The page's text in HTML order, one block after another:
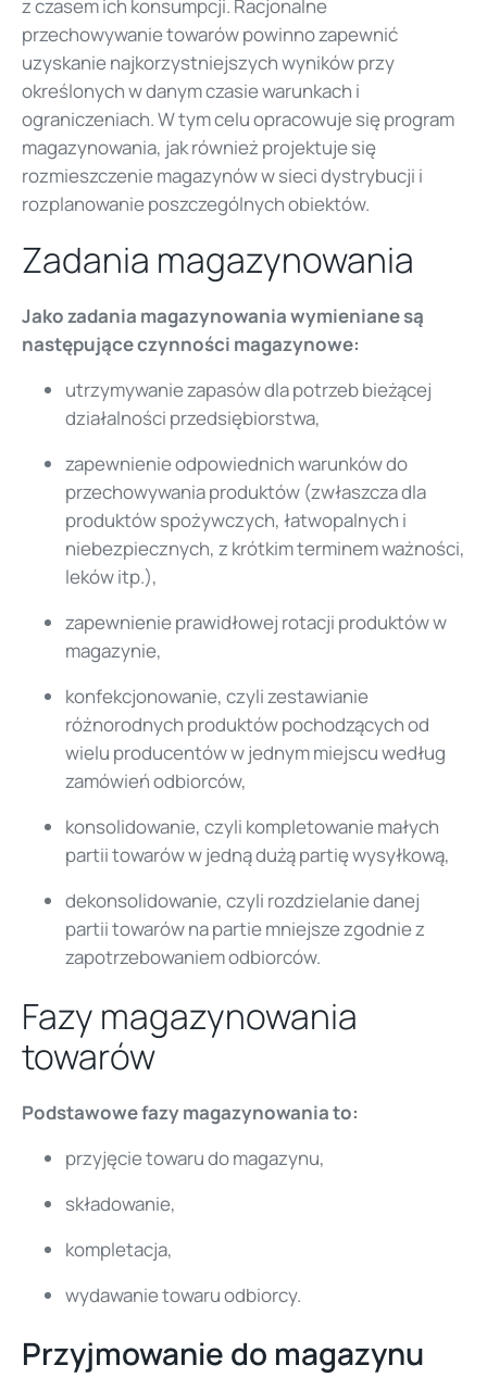
z czasem ich konsumpcji. Racjonalne
przechowywanie towarów powinno zapewnić
uzyskanie najkorzystniejszych wyników przy
określonych w danym czasie warunkach i
ograniczeniach. W tym celu opracowuje się program
magazynowania, jak również projektuje się
rozmieszczenie magazynów w sieci dystrybucji i
rozplanowanie poszczególnych obiektów.
Zadania magazynowania
Jako zadania magazynowania wymieniane są
następujące czynności magazynowe:
utrzymywanie zapasów dla potrzeb bieżącej
działalności przedsiębiorstwa,
zapewnienie odpowiednich warunków do
przechowywania produktów (zwłaszcza dla
produktów spożywczych, łatwopalnych i
niebezpiecznych, z krótkim terminem ważności,
leków itp.),
zapewnienie prawidłowej rotacji produktów w
magazynie,
konfekcjonowanie, czyli zestawianie
różnorodnych produktów pochodzących od
wielu producentów w jednym miejscu według
zamówień odbiorców,
konsolidowanie, czyli kompletowanie małych
partii towarów w jedną dużą partię wysyłkową,
dekonsolidowanie, czyli rozdzielanie danej
partii towarów na partie mniejsze zgodnie z
zapotrzebowaniem odbiorców.
Fazy magazynowania
towarów
Podstawowe fazy magazynowania to:
przyjęcie towaru do magazynu,
składowanie,
kompletacja,
wydawanie towaru odbiorcy.
Przyjmowanie do magazynu